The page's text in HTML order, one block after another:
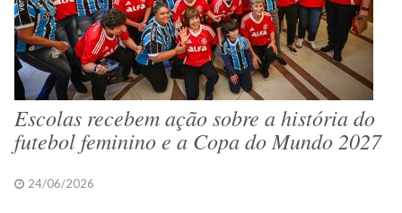
Escolas recebem ação sobre a história do
futebol feminino e a Copa do Mundo 2027
24/06/2026